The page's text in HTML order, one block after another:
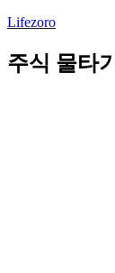
Lifezoro
주식 물타